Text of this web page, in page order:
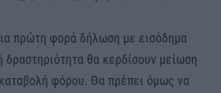
πρώτη φορά δήλωση με εισόδημα
δραστηριότητα θα κερδίσουν μείωση
φόρου. Θα πρέπει όμως να